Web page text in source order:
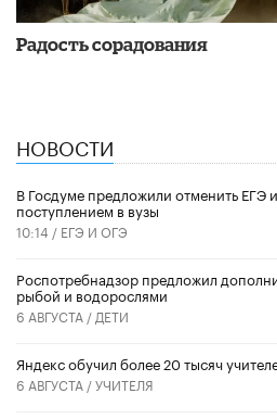
Радость сорадования
НОВОСТИ
В Госдуме предложили отменить ЕГЭ
поступлением в вузы
10:14 / ЕГЭ И ОГЭ
Роспотребнадзор предложил
рыбой и водорослями
6 АВГУСТА / ДЕТИ
​Яндекс обучил более 20 тысяч
6 АВГУСТА /УЧИТЕЛЯ